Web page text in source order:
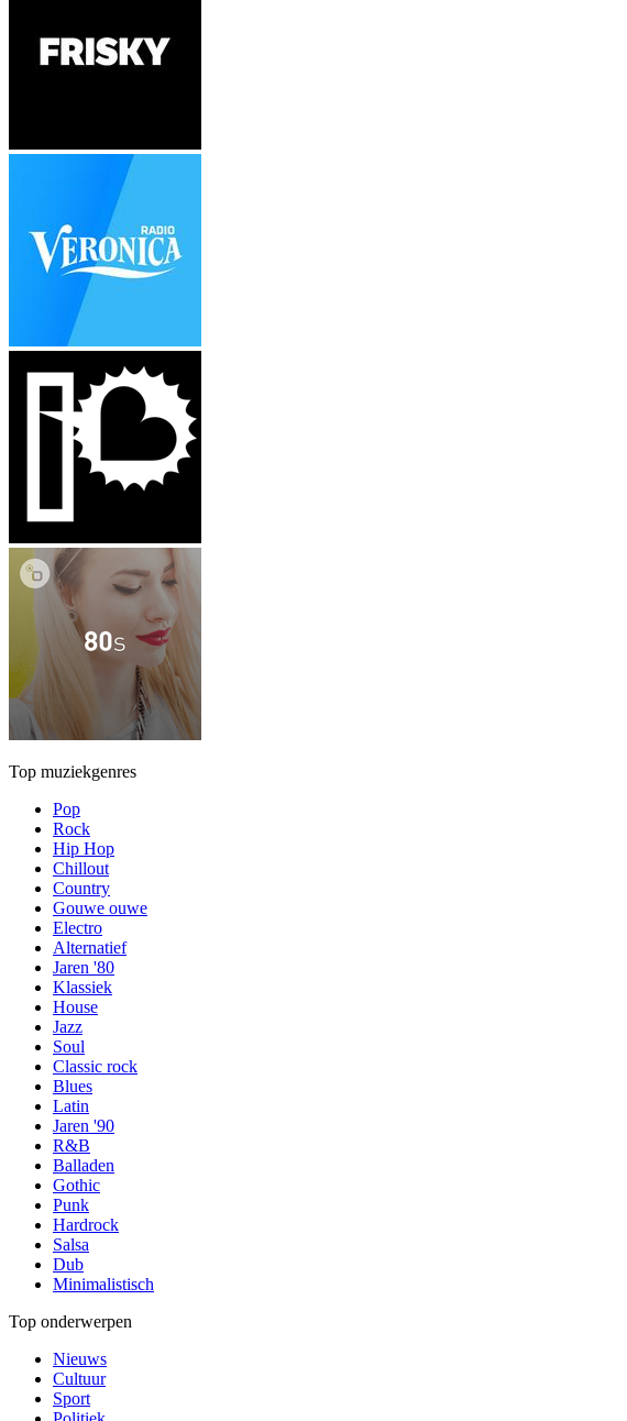
Top muziekgenres
Pop
Rock
Hip Hop
Chillout
Country
Gouwe ouwe
Electro
Alternatief
Jaren '80
Klassiek
House
Jazz
Soul
Classic rock
Blues
Latin
Jaren '90
R&B
Balladen
Gothic
Punk
Hardrock
Salsa
Dub
Minimalistisch
Top onderwerpen
Nieuws
Cultuur
Sport